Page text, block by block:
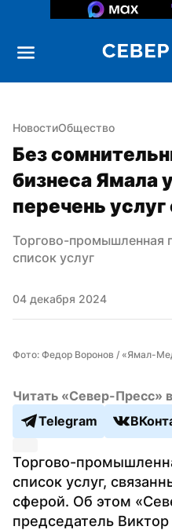
НовостиОбщество
Без
бизнеса Ямала
перечень
Торгово-промышленная
список услуг
04 декабря 2024
Фото: Федор Воронов / «Ямал-
Читать «Север-Пресс» в
Telegram
Торгово-
список услуг,
сферой. Об этом
председатель Виктор